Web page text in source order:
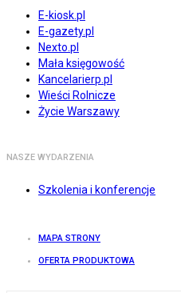
E-kiosk.pl
E-gazety.pl
Nexto.pl
Mała księgowość
Kancelarierp.pl
Wieści Rolnicze
Życie Warszawy
NASZE WYDARZENIA
Szkolenia i konferencje
MAPA STRONY
OFERTA PRODUKTOWA